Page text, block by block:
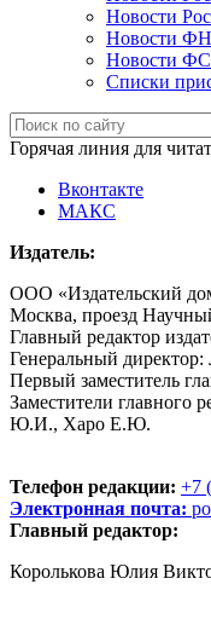
Новости
Новости
Новости
Списки
Горячая линия для
Вконтакте
МАКС
Издатель:
ООО «Издательский
Москва, проезд
Главный редактор
Генеральный
Первый заместитель
Заместители
Ю.И., Харо Е.Ю.
Телефон редакции: +7
Электронная почта:
Главный редактор:
Королькова Юлия